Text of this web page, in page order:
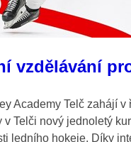
vzdělávání
Academy Telč zahájí
Telči nový jednoletý
ledního hokeje. Díky